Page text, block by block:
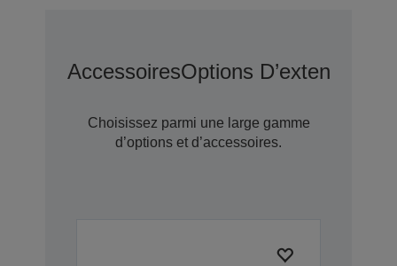
AccessoiresOptions D’extension
Choisissez parmi une large gamme
d’options et d’accessoires.